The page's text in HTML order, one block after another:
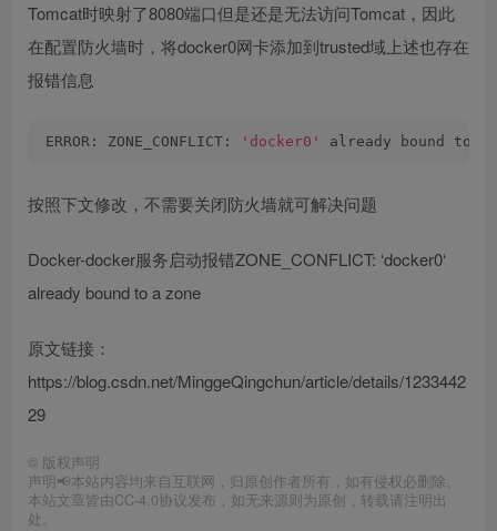
Tomcat时映射了8080端口但是还是无法访问Tomcat，因此
在配置防火墙时，将docker0网卡添加到trusted域上述也存在
报错信息
ERROR: ZONE_CONFLICT: 'docker0' already bound to a
按照下文修改，不需要关闭防火墙就可解决问题
Docker-docker服务启动报错ZONE_CONFLICT: ‘docker0‘
already bound to a zone
原文链接：
https://blog.csdn.net/MinggeQingchun/article/details/1233442
29
© 版权声明
声明📢本站内容均来自互联网，归原创作者所有，如有侵权必删除。
本站文章皆由CC-4.0协议发布，如无来源则为原创，转载请注明出
处。